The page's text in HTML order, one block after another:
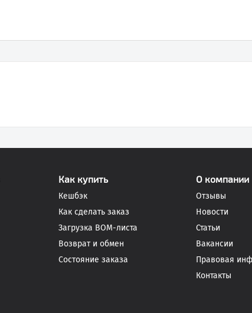
Как купить
Кешбэк
Как сделать заказ
Загрузка BOM-листа
Возврат и обмен
Состояние заказа
О компании
Отзывы
Новости
Статьи
Вакансии
Правовая
Контакты